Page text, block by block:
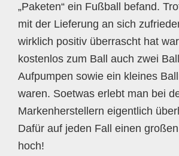
„Paketen“ ein Fußball befand.
mit der Lieferung an sich
wirklich positiv überrascht hat
kostenlos zum Ball auch zwei
Aufpumpen sowie ein kleines
waren. Soetwas erlebt man bei
Markenherstellern eigentlich
Dafür auf jeden Fall einen
hoch!